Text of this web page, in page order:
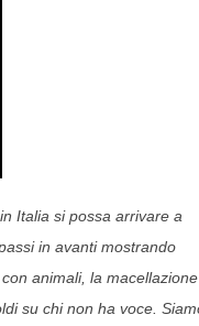
Italia si possa arrivare a
in avanti mostrando
animali, la macellazione
su chi non ha voce.